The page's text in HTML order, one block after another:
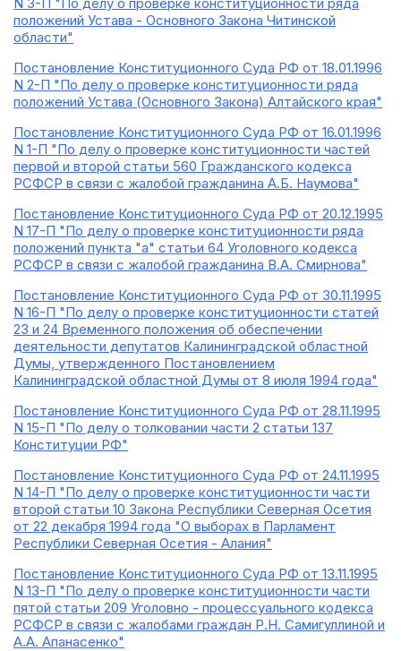
положений Устава - Основного Закона Читинской
области"
Постановление Конституционного Суда РФ от 18.01.1996
N 2-П "По делу о проверке конституционности ряда
положений Устава (Основного Закона) Алтайского края"
Постановление Конституционного Суда РФ от 16.01.1996
N 1-П "По делу о проверке конституционности частей
первой и второй статьи 560 Гражданского кодекса
РСФСР в связи с жалобой гражданина А.Б. Наумова"
Постановление Конституционного Суда РФ от 20.12.1995
N 17-П "По делу о проверке конституционности ряда
положений пункта "а" статьи 64 Уголовного кодекса
РСФСР в связи с жалобой гражданина В.А. Смирнова"
Постановление Конституционного Суда РФ от 30.11.1995
N 16-П "По делу о проверке конституционности статей
23 и 24 Временного положения об обеспечении
деятельности депутатов Калининградской областной
Думы, утвержденного Постановлением
Калининградской областной Думы от 8 июля 1994 года"
Постановление Конституционного Суда РФ от 28.11.1995
N 15-П "По делу о толковании части 2 статьи 137
Конституции РФ"
Постановление Конституционного Суда РФ от 24.11.1995
N 14-П "По делу о проверке конституционности части
второй статьи 10 Закона Республики Северная Осетия
от 22 декабря 1994 года "О выборах в Парламент
Республики Северная Осетия - Алания"
Постановление Конституционного Суда РФ от 13.11.1995
N 13-П "По делу о проверке конституционности части
пятой статьи 209 Уголовно - процессуального кодекса
РСФСР в связи с жалобами граждан Р.Н. Самигуллиной и
А.А. Апанасенко"